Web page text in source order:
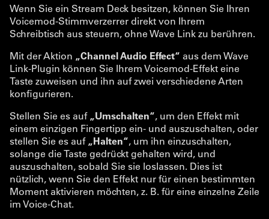
Wenn Sie ein Stream Deck besitzen, können Sie Ihren
Voicemod-Stimmverzerrer direkt von Ihrem
Schreibtisch aus steuern, ohne Wave Link zu berühren.
Mit der Aktion „Channel Audio Effect“ aus dem Wave
Link-Plugin können Sie Ihrem Voicemod-Effekt eine
Taste zuweisen und ihn auf zwei verschiedene Arten
konfigurieren.
Stellen Sie es auf„Umschalten“, um den Effekt mit
einem einzigen Fingertipp ein- und auszuschalten, oder
stellen Sie es auf„Halten“, um ihn einzuschalten,
solange die Taste gedrückt gehalten wird, und
auszuschalten, sobald Sie sie loslassen. Dies ist
nützlich, wenn Sie den Effekt nur für einen bestimmten
Moment aktivieren möchten, z. B. für eine einzelne Zeile
im Voice-Chat.